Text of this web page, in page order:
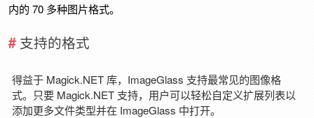
内的 70 多种图片格式。
支持的格式
得益于 Magick.NET 库，ImageGlass 支持最常见的图像格
式。只要 Magick.NET 支持，用户可以轻松自定义扩展列表以
添加更多文件类型并在 ImageGlass 中打开。